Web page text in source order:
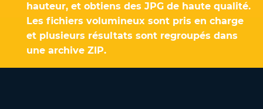
hauteur, et obtiens des JPG de haute qualité.
Les fichiers volumineux sont pris en charge
et plusieurs résultats sont regroupés dans
une archive ZIP.